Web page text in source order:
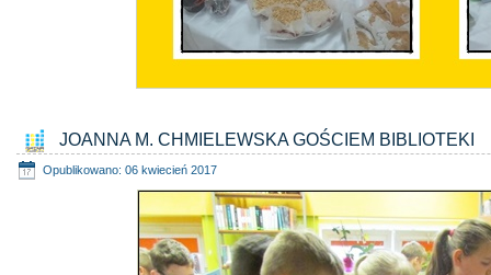
JOANNA M. CHMIELEWSKA GOŚCIEM BIBLIOTEKI
Opublikowano: 06 kwiecień 2017